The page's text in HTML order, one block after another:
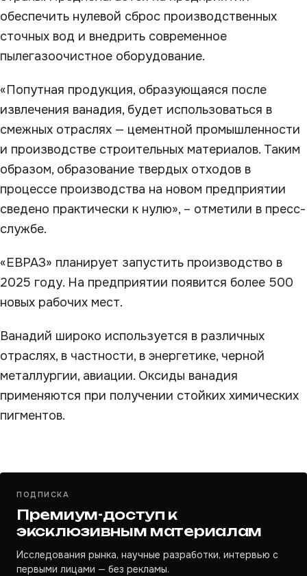
обеспечить нулевой сброс производственных
сточных вод и внедрить современное
пылегазоочистное оборудование.
«Попутная продукция, образующаяся после
извлечения ванадия, будет использоваться в
смежных отраслях — цементной промышленности
и производстве строительных материалов. Таким
образом, образование твердых отходов в
процессе производства на новом предприятии
сведено практически к нулю», – отметили в пресс-
службе.
«ЕВРАЗ» планирует запустить производство в
2025 году. На предприятии появится более 500
новых рабочих мест.
Ванадий широко используется в различных
отраслях, в частности, в энергетике, черной
металлургии, авиации. Оксиды ванадия
применяются при получении стойких химических
пигментов.
ПОДПИСКА
Премиум-доступ к
эксклюзивным материалам
Исследования рынка, научные разработки, интервью с
первыми лицами — без рекламы.